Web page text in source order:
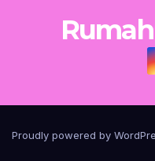
Proudly powered by